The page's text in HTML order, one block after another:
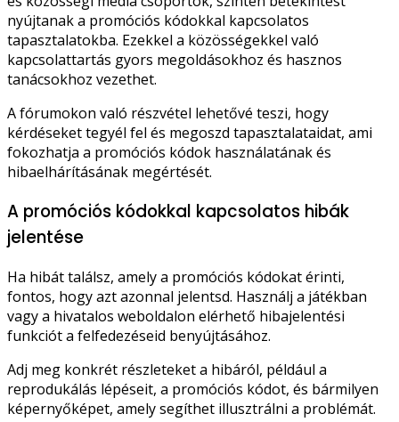
nyújtanak a promóciós kódokkal kapcsolatos
tapasztalatokba. Ezekkel a közösségekkel való
kapcsolattartás gyors megoldásokhoz és hasznos
tanácsokhoz vezethet.
A fórumokon való részvétel lehetővé teszi, hogy
kérdéseket tegyél fel és megoszd tapasztalataidat, ami
fokozhatja a promóciós kódok használatának és
hibaelhárításának megértését.
A promóciós kódokkal kapcsolatos hibák
jelentése
Ha hibát találsz, amely a promóciós kódokat érinti,
fontos, hogy azt azonnal jelentsd. Használj a játékban
vagy a hivatalos weboldalon elérhető hibajelentési
funkciót a felfedezéseid benyújtásához.
Adj meg konkrét részleteket a hibáról, például a
reprodukálás lépéseit, a promóciós kódot, és bármilyen
képernyőképet, amely segíthet illusztrálni a problémát.